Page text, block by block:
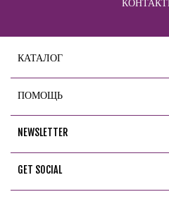
КАТАЛОГ
ПОМОЩЬ
NEWSLETTER
GET SOCIAL